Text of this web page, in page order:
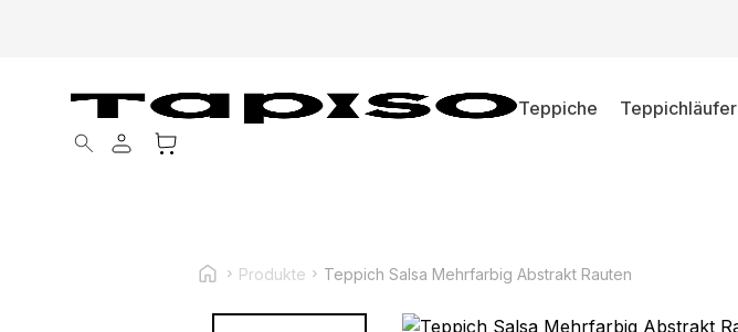
Teppiche Teppichläufer
Products search
Produkte Teppich Salsa Mehrfarbig Abstrakt Rauten